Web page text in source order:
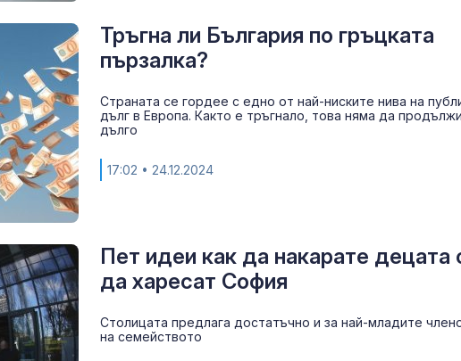
Тръгна ли България по гръцката
пързалка?
Страната се гордее с едно от най-ниските нива на
дълг в Европа. Както е тръгнало, това няма да
дълго
17:02 • 24.12.2024
Пет идеи как да накарате децата
да харесат София
Столицата предлага достатъчно и за най-младите
на семейството